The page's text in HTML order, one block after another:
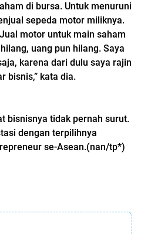
di bursa. Untuk menuruni
sepeda motor miliknya.
motor untuk main saham
uang pun hilang. Saya
karena dari dulu saya rajin
bisnis,” kata dia.
bisnisnya tidak pernah surut.
dengan terpilihnya
se-Asean.(nan/tp*)